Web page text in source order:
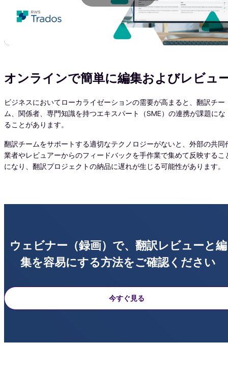
オンラインで簡単に編集およびレビュ
ビジネスにおいてローカライゼーションの需要が高まると、翻訳チー
ム、関係者、専門知識を持つエキスパート（SME）の連携が課題にな
ることがあります。
翻訳チームをサポートする適切なテクノロジーがないと、外部の共同
業者やレビュアーからのフィードバックを手作業で集めて反映するこ
になり、翻訳プロジェクトの納品に遅れが生じる可能性があります。
Play
ウェビナー（録画）で、翻訳レビューと編
集を容易にする方法をご確認ください
今すぐ見る